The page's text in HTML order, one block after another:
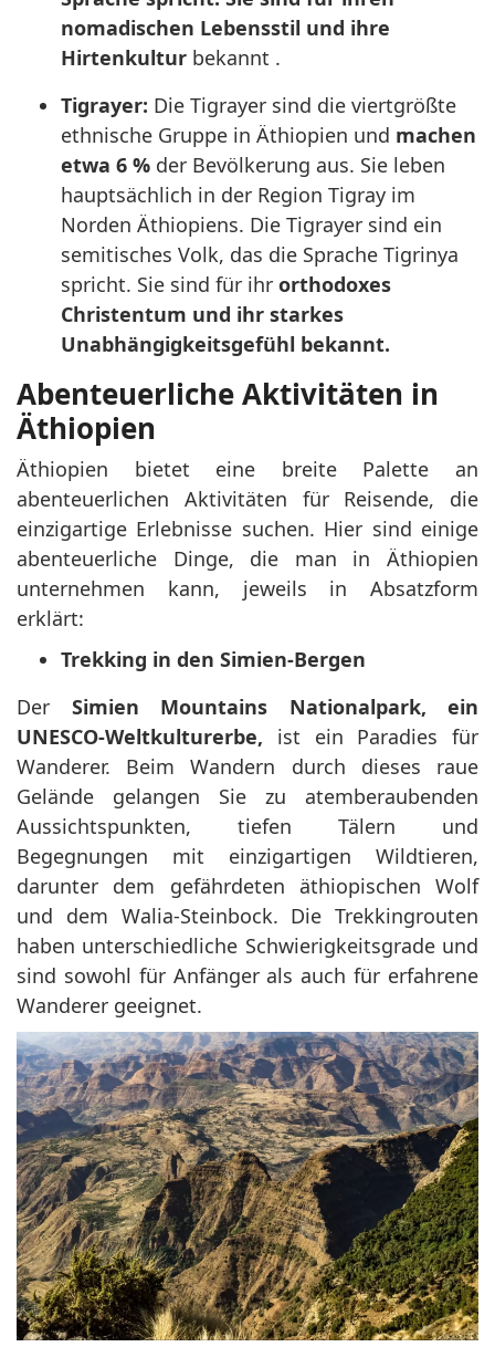
nomadischen Lebensstil und ihre
Hirtenkultur bekannt .
Tigrayer: Die Tigrayer sind die viertgrößte
ethnische Gruppe in Äthiopien und machen
etwa 6 % der Bevölkerung aus. Sie leben
hauptsächlich in der Region Tigray im
Norden Äthiopiens. Die Tigrayer sind ein
semitisches Volk, das die Sprache Tigrinya
spricht. Sie sind für ihr orthodoxes
Christentum und ihr starkes
Unabhängigkeitsgefühl bekannt.
Abenteuerliche Aktivitäten in
Äthiopien
Äthiopien bietet eine breite Palette an
abenteuerlichen Aktivitäten für Reisende, die
einzigartige Erlebnisse suchen. Hier sind einige
abenteuerliche Dinge, die man in Äthiopien
unternehmen kann, jeweils in Absatzform
erklärt:
Trekking in den Simien-Bergen
Der Simien Mountains Nationalpark, ein
UNESCO-Weltkulturerbe, ist ein Paradies für
Wanderer. Beim Wandern durch dieses raue
Gelände gelangen Sie zu atemberaubenden
Aussichtspunkten, tiefen Tälern und
Begegnungen mit einzigartigen Wildtieren,
darunter dem gefährdeten äthiopischen Wolf
und dem Walia-Steinbock. Die Trekkingrouten
haben unterschiedliche Schwierigkeitsgrade und
sind sowohl für Anfänger als auch für erfahrene
Wanderer geeignet.